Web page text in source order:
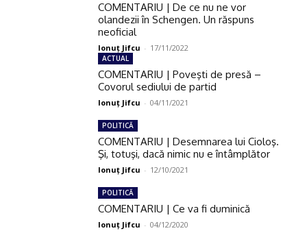
COMENTARIU | De ce nu ne vor
olandezii în Schengen. Un răspuns
neoficial
Ionuţ Jifcu - 17/11/2022
ACTUAL
COMENTARIU | Poveşti de presă –
Covorul sediului de partid
Ionuţ Jifcu - 04/11/2021
POLITICĂ
COMENTARIU | Desemnarea lui Cioloş.
Şi, totuşi, dacă nimic nu e întâmplător
Ionuţ Jifcu - 12/10/2021
POLITICĂ
COMENTARIU | Ce va fi duminică
Ionuţ Jifcu - 04/12/2020